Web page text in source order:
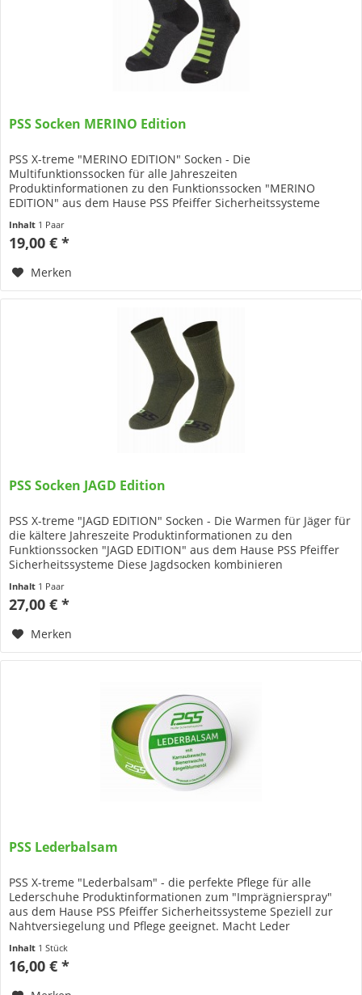
PSS Socken MERINO Edition
PSS X-treme "MERINO EDITION" Socken - Die
Multifunktionssocken für alle Jahreszeiten
Produktinformationen zu den Funktionssocken "MERINO
EDITION" aus dem Hause PSS Pfeiffer Sicherheitssysteme
Inhalt 1 Paar
19,00 € *
Merken
PSS Socken JAGD Edition
PSS X-treme "JAGD EDITION" Socken - Die Warmen für Jäger für
die kältere Jahreszeite Produktinformationen zu den
Funktionssocken "JAGD EDITION" aus dem Hause PSS Pfeiffer
Sicherheitssysteme Diese Jagdsocken kombinieren
Inhalt 1 Paar
27,00 € *
Merken
PSS Lederbalsam
PSS X-treme "Lederbalsam" - die perfekte Pflege für alle
Lederschuhe Produktinformationen zum "Imprägnierspray"
aus dem Hause PSS Pfeiffer Sicherheitssysteme Speziell zur
Nahtversiegelung und Pflege geeignet. Macht Leder
Inhalt 1 Stück
16,00 € *